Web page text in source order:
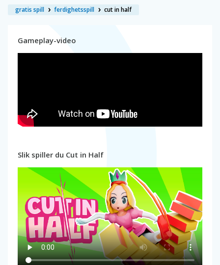
gratis spill ferdighetsspill cut in half
Gameplay-video
Slik spiller du Cut in Half